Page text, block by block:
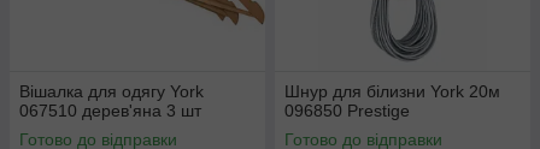
Вішалка для одягу York
067510 дерев'яна 3 шт
Готово до відправки
Шнур для білизни York 20м
096850 Prestige
Готово до відправки